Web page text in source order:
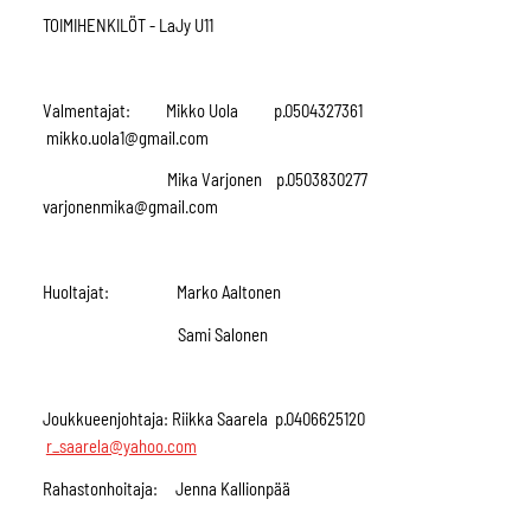
TOIMIHENKILÖT - LaJy U11
Valmentajat: Mikko Uola p.0504327361
mikko.uola1@gmail.com
Mika Varjonen p.0503830277
varjonenmika@gmail.com
Huoltajat: Marko Aaltonen
Sami Salonen
Joukkueenjohtaja: Riikka Saarela p.0406625120
r_saarela@yahoo.com
Rahastonhoitaja: Jenna Kallionpää